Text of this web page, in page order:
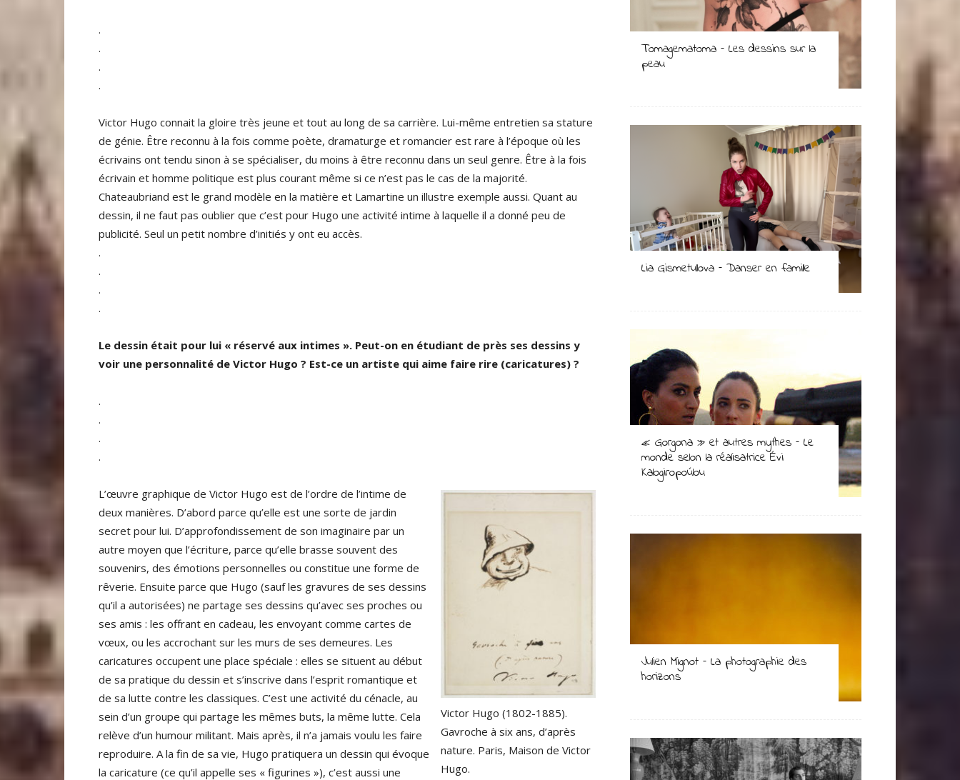
.
.
.
.
Victor Hugo connait la gloire très jeune et tout au long de sa carrière. Lui-même entretien sa stature
de génie. Être reconnu à la fois comme poète, dramaturge et romancier est rare à l’époque où les
écrivains ont tendu sinon à se spécialiser, du moins à être reconnu dans un seul genre. Être à la fois
écrivain et homme politique est plus courant même si ce n’est pas le cas de la majorité.
Chateaubriand est le grand modèle en la matière et Lamartine un illustre exemple aussi. Quant au
dessin, il ne faut pas oublier que c’est pour Hugo une activité intime à laquelle il a donné peu de
publicité. Seul un petit nombre d’initiés y ont eu accès.
.
.
.
.
Le dessin était pour lui « réservé aux intimes ». Peut-on en étudiant de près ses dessins y
voir une personnalité de Victor Hugo ? Est-ce un artiste qui aime faire rire (caricatures) ?
.
.
.
.
Victor Hugo (1802-1885).
Gavroche à six ans, d’après
nature. Paris, Maison de Victor
Hugo.
L’œuvre graphique de Victor Hugo est de l’ordre de l’intime de
deux manières. D’abord parce qu’elle est une sorte de jardin
secret pour lui. D’approfondissement de son imaginaire par un
autre moyen que l’écriture, parce qu’elle brasse souvent des
souvenirs, des émotions personnelles ou constitue une forme de
rêverie. Ensuite parce que Hugo (sauf les gravures de ses dessins
qu’il a autorisées) ne partage ses dessins qu’avec ses proches ou
ses amis : les offrant en cadeau, les envoyant comme cartes de
vœux, ou les accrochant sur les murs de ses demeures. Les
caricatures occupent une place spéciale : elles se situent au début
de sa pratique du dessin et s’inscrive dans l’esprit romantique et
de sa lutte contre les classiques. C’est une activité du cénacle, au
sein d’un groupe qui partage les mêmes buts, la même lutte. Cela
relève d’un humour militant. Mais après, il n’a jamais voulu les faire
reproduire. A la fin de sa vie, Hugo pratiquera un dessin qui évoque
la caricature (ce qu’il appelle ses « figurines »), c’est aussi une
Tomagematoma – Les dessins sur la
peau
Lia Gismetullova – Danser en famille
« Gorgona » et autres mythes – Le
monde selon la réalisatrice Évi
Kalogiropoúlou
Julien Mignot – La photographie des
horizons